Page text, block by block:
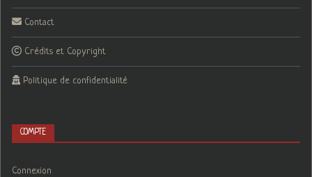
Contact
Crédits et Copyright
Politique de confidentialité
COMPTE
Connexion